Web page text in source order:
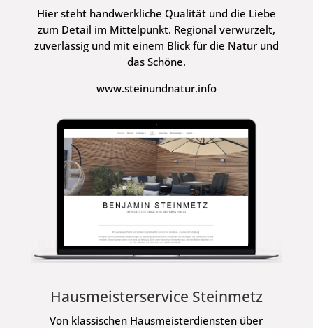
Hier steht handwerkliche Qualität und die Liebe
zum Detail im Mittelpunkt. Regional verwurzelt,
zuverlässig und mit einem Blick für die Natur und
das Schöne.
www.steinundnatur.info
Hausmeisterservice Steinmetz
Von klassischen Hausmeisterdiensten über